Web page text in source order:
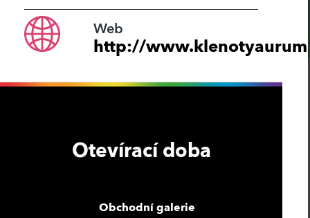
Web
http://
Otevírací doba
Obchodní galerie